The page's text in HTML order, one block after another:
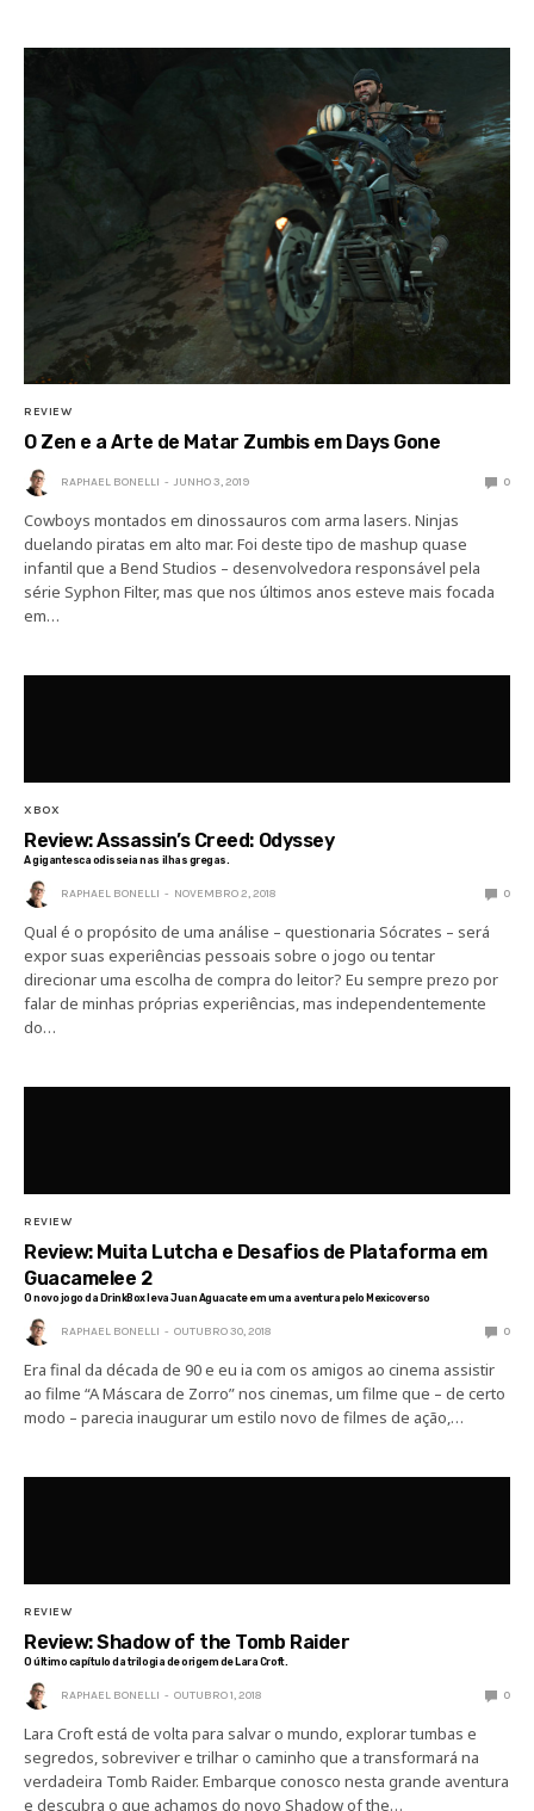
REVIEW
O Zen e a Arte de Matar Zumbis em Days Gone
RAPHAEL BONELLI JUNHO 3, 2019 0
Cowboys montados em dinossauros com arma lasers. Ninjas
duelando piratas em alto mar. Foi deste tipo de mashup quase
infantil que a Bend Studios – desenvolvedora responsável pela
série Syphon Filter, mas que nos últimos anos esteve mais focada
em…
XBOX
Review: Assassin’s Creed: Odyssey
A gigantesca odisseia nas ilhas gregas.
RAPHAEL BONELLI NOVEMBRO 2, 2018 0
Qual é o propósito de uma análise – questionaria Sócrates – será
expor suas experiências pessoais sobre o jogo ou tentar
direcionar uma escolha de compra do leitor? Eu sempre prezo por
falar de minhas próprias experiências, mas independentemente
do…
REVIEW
Review: Muita Lutcha e Desafios de Plataforma em
Guacamelee 2
O novo jogo da DrinkBox leva Juan Aguacate em uma aventura pelo Mexicoverso
RAPHAEL BONELLI OUTUBRO 30, 2018 0
Era final da década de 90 e eu ia com os amigos ao cinema assistir
ao filme “A Máscara de Zorro” nos cinemas, um filme que – de certo
modo – parecia inaugurar um estilo novo de filmes de ação,…
REVIEW
Review: Shadow of the Tomb Raider
O último capítulo da trilogia de origem de Lara Croft.
RAPHAEL BONELLI OUTUBRO 1, 2018 0
Lara Croft está de volta para salvar o mundo, explorar tumbas e
segredos, sobreviver e trilhar o caminho que a transformará na
verdadeira Tomb Raider. Embarque conosco nesta grande aventura
e descubra o que achamos do novo Shadow of the…